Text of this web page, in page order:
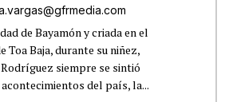
de Bayamón y criada en el
Toa Baja, durante su niñez,
siempre se sintió
del país, la...